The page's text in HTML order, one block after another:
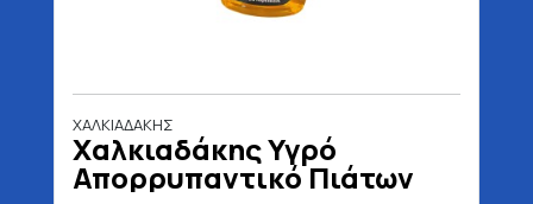
ΧΑΛΚΙΑΔΑΚΗΣ
Χαλκιαδάκης Υγρό
Απορρυπαντικό Πιάτων